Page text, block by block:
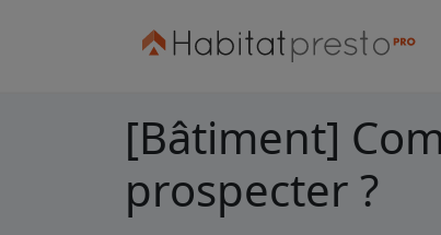
[Bâtiment]
prospecter ?